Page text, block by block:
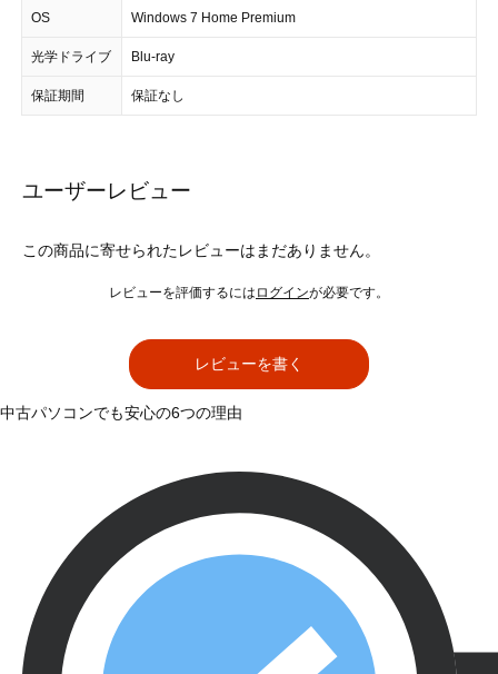
OS Windows 7 Home Premium
光学ドライブ Blu-ray
保証期間 保証なし
ユーザーレビュー
この商品に寄せられたレビューはまだありません。
レビューを評価するには ログインが必要です。
レビューを書く
中古パソコンでも安心の6つの理由